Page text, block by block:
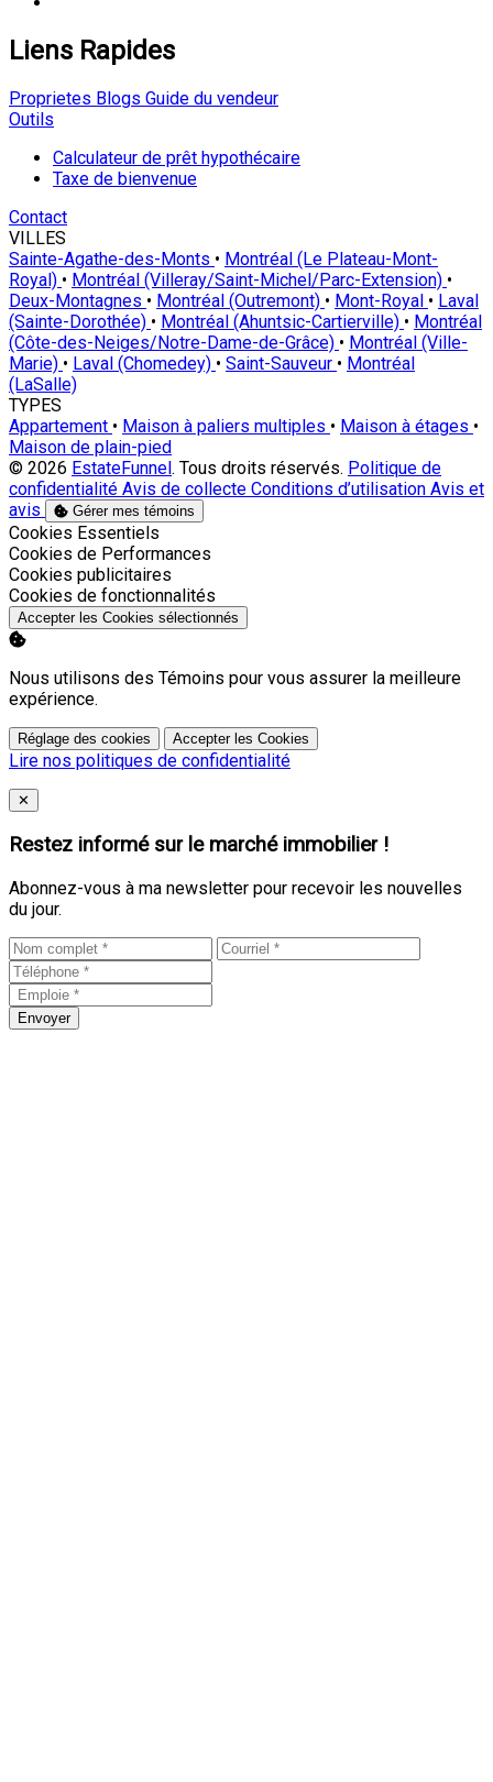
Liens Rapides
Proprietes Blogs Guide du vendeur
Outils
Calculateur de prêt hypothécaire
Taxe de bienvenue
Contact
VILLES
Sainte-Agathe-des-Monts • Montréal (Le Plateau-Mont-
Royal) • Montréal (Villeray/Saint-Michel/Parc-Extension) •
Deux-Montagnes • Montréal (Outremont) • Mont-Royal • Laval
(Sainte-Dorothée) • Montréal (Ahuntsic-Cartierville) • Montréal
(Côte-des-Neiges/Notre-Dame-de-Grâce) • Montréal (Ville-
Marie) • Laval (Chomedey) • Saint-Sauveur • Montréal
(LaSalle)
TYPES
Appartement • Maison à paliers multiples • Maison à étages •
Maison de plain-pied
© 2026 EstateFunnel . Tous droits réservés. Politique de
confidentialité Avis de collecte Conditions d’utilisation Avis et
avis
Gérer mes témoins
Activer
Cookies Essentiels
Activer
Cookies de Performances
Activer
Cookies publicitaires
Activer
Cookies de fonctionnalités
Accepter les Cookies sélectionnés
Nous utilisons des Témoins pour vous assurer la meilleure
expérience.
Réglage des cookies Accepter les Cookies
Lire nos politiques de confidentialité
Close
✕
Restez informé sur le marché immobilier !
Abonnez-vous à ma newsletter pour recevoir les nouvelles
du jour.
Envoyer